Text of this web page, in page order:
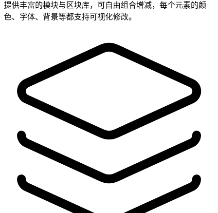
提供丰富的模块与区块库，可自由组合增减，每个元素的颜
色、字体、背景等都支持可视化修改。